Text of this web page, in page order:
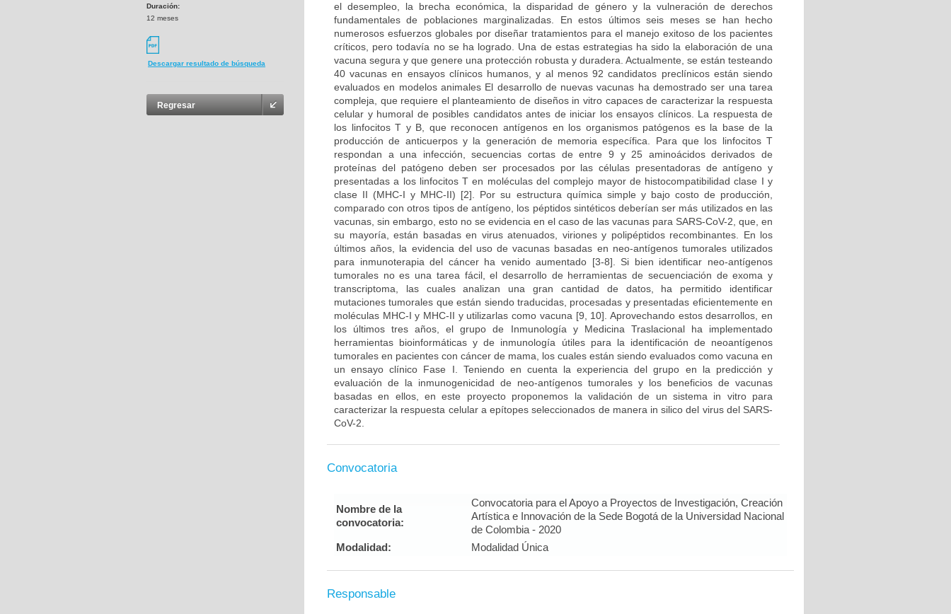
Duración:
12 meses
Descargar resultado de búsqueda
Regresar
el desempleo, la brecha económica, la disparidad de género y la vulneración de derechos
fundamentales de poblaciones marginalizadas. En estos últimos seis meses se han hecho
numerosos esfuerzos globales por diseñar tratamientos para el manejo exitoso de los pacientes
críticos, pero todavía no se ha logrado. Una de estas estrategias ha sido la elaboración de una
vacuna segura y que genere una protección robusta y duradera. Actualmente, se están testeando
40 vacunas en ensayos clínicos humanos, y al menos 92 candidatos preclínicos están siendo
evaluados en modelos animales El desarrollo de nuevas vacunas ha demostrado ser una tarea
compleja, que requiere el planteamiento de diseños in vitro capaces de caracterizar la respuesta
celular y humoral de posibles candidatos antes de iniciar los ensayos clínicos. La respuesta de
los linfocitos T y B, que reconocen antígenos en los organismos patógenos es la base de la
producción de anticuerpos y la generación de memoria específica. Para que los linfocitos T
respondan a una infección, secuencias cortas de entre 9 y 25 aminoácidos derivados de
proteínas del patógeno deben ser procesados por las células presentadoras de antígeno y
presentadas a los linfocitos T en moléculas del complejo mayor de histocompatibilidad clase I y
clase II (MHC-I y MHC-II) [2]. Por su estructura química simple y bajo costo de producción,
comparado con otros tipos de antígeno, los péptidos sintéticos deberían ser más utilizados en las
vacunas, sin embargo, esto no se evidencia en el caso de las vacunas para SARS-CoV-2, que, en
su mayoría, están basadas en virus atenuados, viriones y polipéptidos recombinantes. En los
últimos años, la evidencia del uso de vacunas basadas en neo-antígenos tumorales utilizados
para inmunoterapia del cáncer ha venido aumentado [3-8]. Si bien identificar neo-antígenos
tumorales no es una tarea fácil, el desarrollo de herramientas de secuenciación de exoma y
transcriptoma, las cuales analizan una gran cantidad de datos, ha permitido identificar
mutaciones tumorales que están siendo traducidas, procesadas y presentadas eficientemente en
moléculas MHC-I y MHC-II y utilizarlas como vacuna [9, 10]. Aprovechando estos desarrollos, en
los últimos tres años, el grupo de Inmunología y Medicina Traslacional ha implementado
herramientas bioinformáticas y de inmunología útiles para la identificación de neoantígenos
tumorales en pacientes con cáncer de mama, los cuales están siendo evaluados como vacuna en
un ensayo clínico Fase I. Teniendo en cuenta la experiencia del grupo en la predicción y
evaluación de la inmunogenicidad de neo-antígenos tumorales y los beneficios de vacunas
basadas en ellos, en este proyecto proponemos la validación de un sistema in vitro para
caracterizar la respuesta celular a epítopes seleccionados de manera in silico del virus del SARS-
CoV-2.
Convocatoria
Nombre de la
convocatoria:
Convocatoria para el Apoyo a Proyectos de Investigación, Creación
Artística e Innovación de la Sede Bogotá de la Universidad Nacional
de Colombia - 2020
Modalidad:
Modalidad Única
Responsable